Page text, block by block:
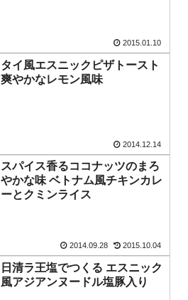
2015.01.10
タイ風エスニックピザトースト
爽やかなレモン風味
2014.12.14
スパイス香るココナッツのまろ
やかな味 ベトナム風チキンカレ
ーとクミンライス
2014.09.28 2015.10.04
日清ラ王塩でつくる エスニック
風アジアンヌードル塩豚入り